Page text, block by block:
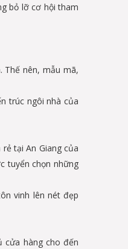
bỏ lỡ cơ hội tham
Thế nên, mẫu mã,
trúc ngôi nhà của
tại An Giang của
tuyển chọn những
vinh lên nét đẹp
cửa hàng cho đến